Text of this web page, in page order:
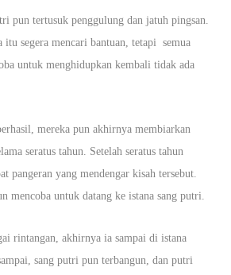
pun tertusuk penggulung dan jatuh pingsan.
itu segera mencari bantuan, tetapi semua
untuk menghidupkan kembali tidak ada
mereka pun akhirnya membiarkan
seratus tahun. Setelah seratus tahun
pangeran yang mendengar kisah tersebut.
mencoba untuk datang ke istana sang putri.
rintangan, akhirnya ia sampai di istana
sang putri pun terbangun, dan putri